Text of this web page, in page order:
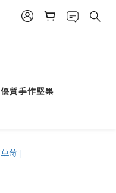
優質手作堅果